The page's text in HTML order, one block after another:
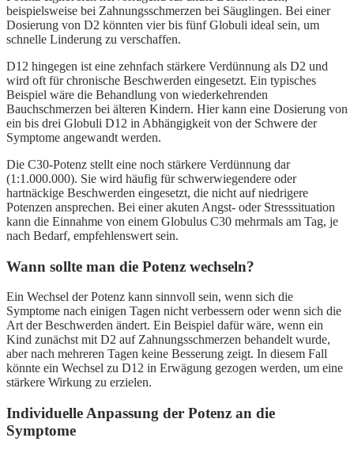
beispielsweise bei Zahnungsschmerzen bei Säuglingen. Bei einer
Dosierung von D2 könnten vier bis fünf Globuli ideal sein, um
schnelle Linderung zu verschaffen.
D12 hingegen ist eine zehnfach stärkere Verdünnung als D2 und
wird oft für chronische Beschwerden eingesetzt. Ein typisches
Beispiel wäre die Behandlung von wiederkehrenden
Bauchschmerzen bei älteren Kindern. Hier kann eine Dosierung von
ein bis drei Globuli D12 in Abhängigkeit von der Schwere der
Symptome angewandt werden.
Die C30-Potenz stellt eine noch stärkere Verdünnung dar
(1:1.000.000). Sie wird häufig für schwerwiegendere oder
hartnäckige Beschwerden eingesetzt, die nicht auf niedrigere
Potenzen ansprechen. Bei einer akuten Angst- oder Stresssituation
kann die Einnahme von einem Globulus C30 mehrmals am Tag, je
nach Bedarf, empfehlenswert sein.
Wann sollte man die Potenz wechseln?
Ein Wechsel der Potenz kann sinnvoll sein, wenn sich die
Symptome nach einigen Tagen nicht verbessern oder wenn sich die
Art der Beschwerden ändert. Ein Beispiel dafür wäre, wenn ein
Kind zunächst mit D2 auf Zahnungsschmerzen behandelt wurde,
aber nach mehreren Tagen keine Besserung zeigt. In diesem Fall
könnte ein Wechsel zu D12 in Erwägung gezogen werden, um eine
stärkere Wirkung zu erzielen.
Individuelle Anpassung der Potenz an die
Symptome